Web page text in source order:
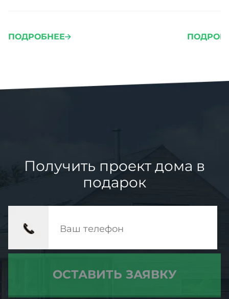
ПОДРОБНЕЕ
проблем
Получить проект дома в
подарок